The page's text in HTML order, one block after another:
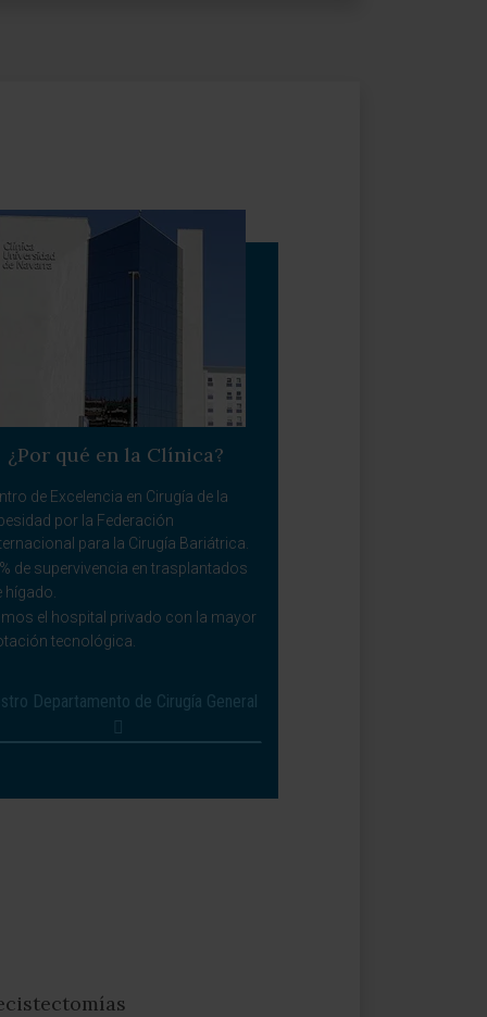
¿Por qué en la Clínica?
de Excelencia en Cirugía de la
por la Federación
para la Cirugía Bariátrica.
de supervivencia en trasplantados
hígado.
el hospital privado con la mayor
tecnológica.
Departamento de Cirugía General